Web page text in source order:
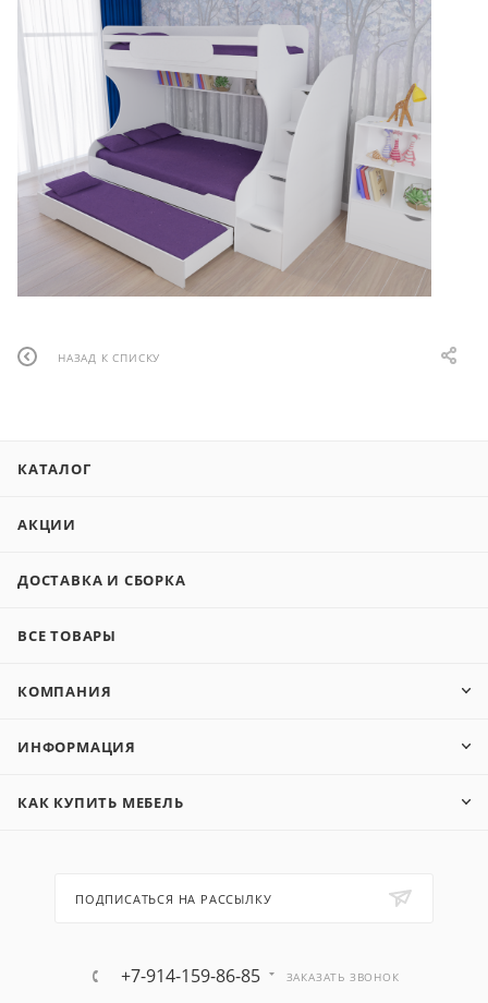
НАЗАД К СПИСКУ
КАТАЛОГ
АКЦИИ
ДОСТАВКА И СБОРКА
ВСЕ ТОВАРЫ
КОМПАНИЯ
ИНФОРМАЦИЯ
КАК КУПИТЬ МЕБЕЛЬ
ПОДПИСАТЬСЯ НА РАССЫЛКУ
+7-914-159-86-85 ЗАКАЗАТЬ ЗВОНОК